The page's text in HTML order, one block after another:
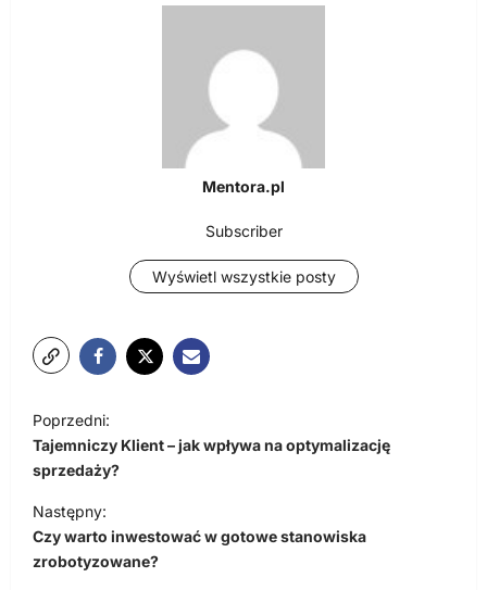
Mentora.pl
Subscriber
Wyświetl wszystkie posty
a
w
i
g
a
Poprzedni:
Tajemniczy Klient – jak wpływa na optymalizację
sprzedaży?
Następny:
Czy warto inwestować w gotowe stanowiska
zrobotyzowane?